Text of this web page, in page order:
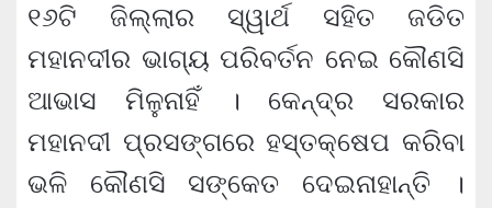
୧୬ଟି ଜିଲ୍ଲାର ସ୍ୱାର୍ଥ ସହିତ ଜଡିତ
ମହାନଦୀର ଭାଗ୍ୟ ପରିବର୍ତନ ନେଇ କୌଣସି
ଆଭାସ ମିଳୁନାହିଁ । କେନ୍ଦ୍ର ସରକାର
ମହାନଦୀ ପ୍ରସଙ୍ଗରେ ହସ୍ତକ୍ଷେପ କରିବା
ଭଳି କୌଣସି ସଙ୍କେତ ଦେଇନାହାନ୍ତି ।